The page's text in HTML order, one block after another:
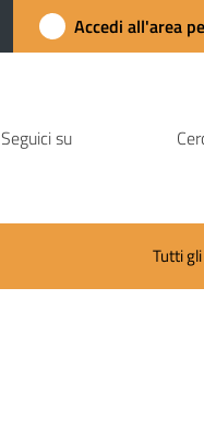
Accedi all'area
Seguici su
Tutti